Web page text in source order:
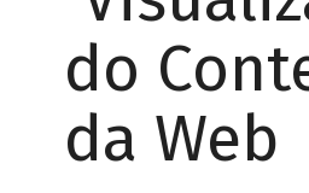
do
da Web